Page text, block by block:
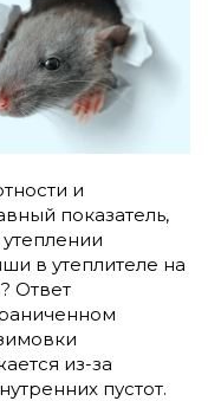
и
показатель,
в утеплителе на
Ответ
из-за
пустот.